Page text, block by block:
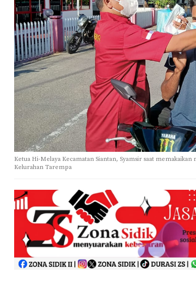
Ketua Hi-Melaya Kecamatan Siantan, Syamsir saat
Kelurahan Tarempa